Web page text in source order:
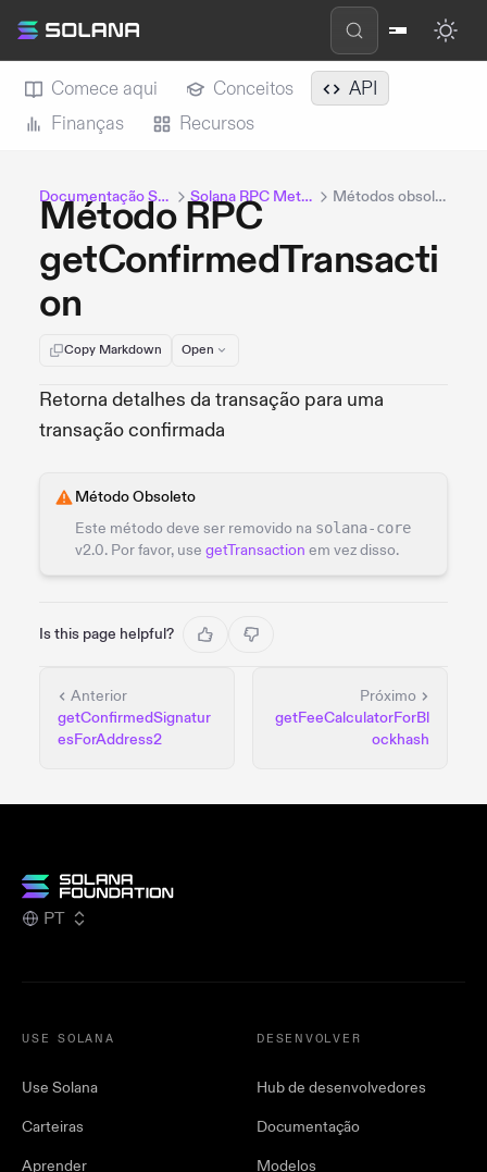
Comece aqui Conceitos
API
Finanças
Recursos
Documentação Solana Solana RPC Methods Métodos obsoletos
Método RPC
getConfirmedTransacti
on
Copy Markdown Open
Retorna detalhes da transação para uma
transação confirmada
Método Obsoleto
Este método deve ser removido na solana-core
v2.0. Por favor, use getTransaction em vez disso.
Is this page helpful?
Anterior
getConfirmedSignatur
esForAddress2
Próximo
getFeeCalculatorForBl
ockhash
PT
USE SOLANA
Use Solana
Carteiras
Aprender
DESENVOLVER
Hub de desenvolvedores
Documentação
Modelos